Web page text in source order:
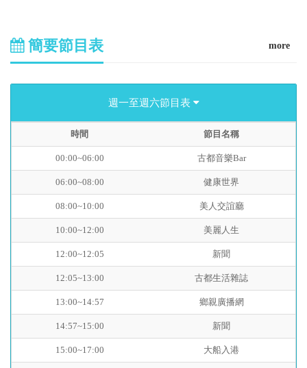
簡要節目表 more
週一至週六節目表
時間 節目名稱
00:00~06:00 古都音樂Bar
06:00~08:00 健康世界
08:00~10:00 美人交誼廳
10:00~12:00 美麗人生
12:00~12:05 新聞
12:05~13:00 古都生活雜誌
13:00~14:57 鄉親廣播網
14:57~15:00 新聞
15:00~17:00 大船入港